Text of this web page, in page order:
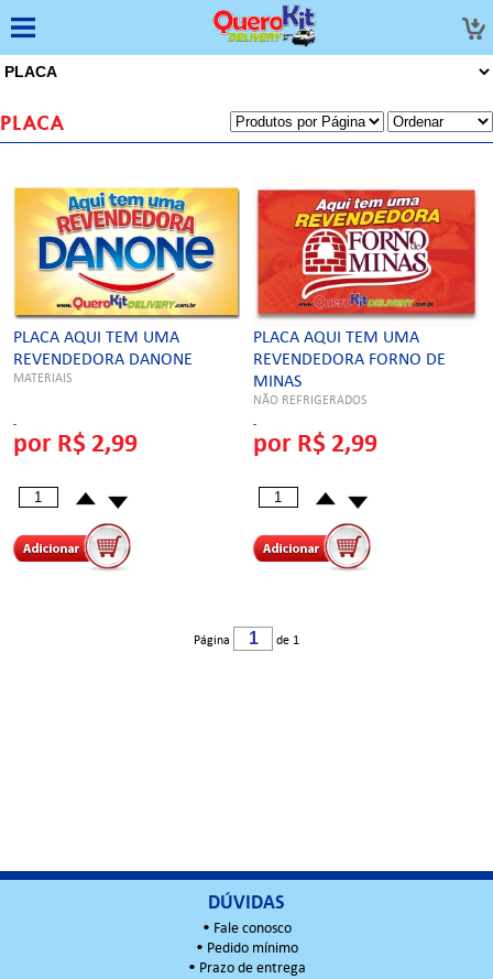
PLACA
PLACA AQUI TEM UMA
REVENDEDORA DANONE
MATERIAIS
por R$ 2,99
PLACA AQUI TEM UMA
REVENDEDORA FORNO DE
MINAS
NÃO REFRIGERADOS
por R$ 2,99
Página de 1
DÚVIDAS
• Fale conosco
• Pedido mínimo
• Prazo de entrega